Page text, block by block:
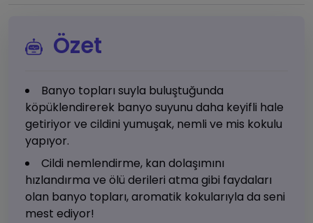
Özet
Banyo topları suyla buluştuğunda
köpüklendirerek banyo suyunu daha keyifli hale
getiriyor ve cildini yumuşak, nemli ve mis kokulu
yapıyor.
Cildi nemlendirme, kan dolaşımını
hızlandırma ve ölü derileri atma gibi faydaları
olan banyo topları, aromatik kokularıyla da seni
mest ediyor!